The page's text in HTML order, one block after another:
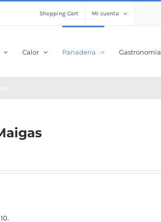
Shopping Cart Mi cuenta
Calor Panadería Gastronomía